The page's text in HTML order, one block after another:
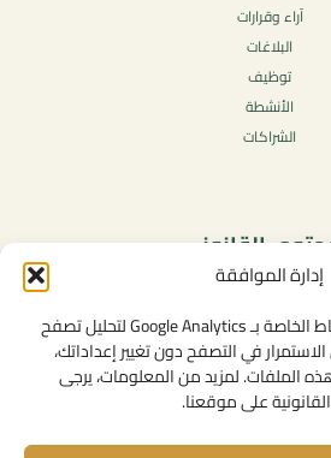
إدارة الموافقة
نستخدم ملفات تعريف الارتباط الخاصة بـ Google Analytics لتحليل تصفح
في التصفح دون تغيير إعداداتك،
الملفات. لمزيد من المعلومات، يرجى
على موقعنا.
آراء وقرارات
البلاغات
توظيف
الأنشطة
الشراكات
القانوني
سياسة الخصوصية
الاستخدام العامة
الإشعارات القانونية
تعريف الارتباط (الكوكيز)